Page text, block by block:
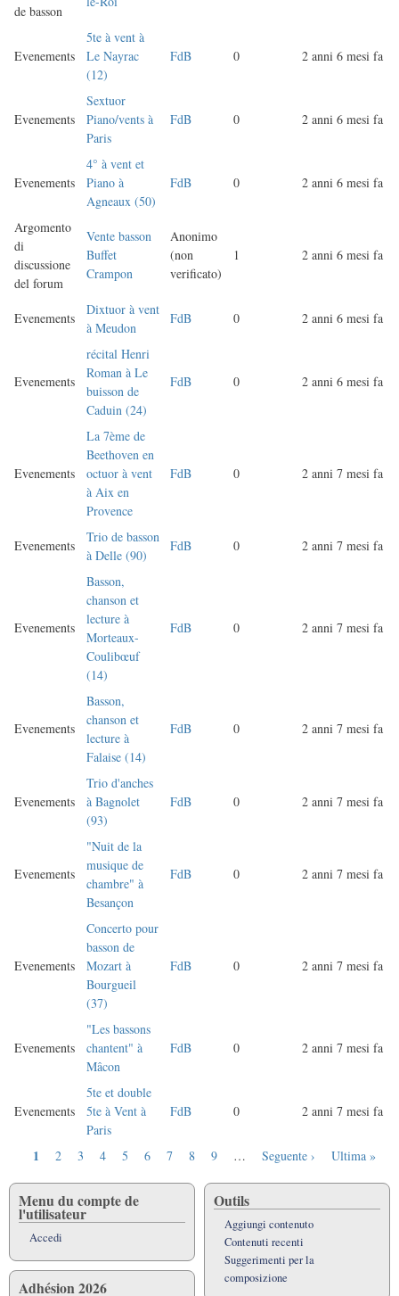
de basson
Evenements
5te à vent à
Le Nayrac
(12)
FdB 0 2 anni 6 mesi fa
Evenements
Sextuor
Piano/vents à
Paris
FdB 0 2 anni 6 mesi fa
Evenements
4° à vent et
Piano à
Agneaux (50)
FdB 0 2 anni 6 mesi fa
Argomento
di
discussione
del forum
Vente basson
Buffet
Crampon
Anonimo
(non
verificato)
1 2 anni 6 mesi fa
Evenements
Dixtuor à vent
à Meudon
FdB 0 2 anni 6 mesi fa
Evenements
récital Henri
Roman à Le
buisson de
Caduin (24)
FdB 0 2 anni 6 mesi fa
Evenements
La 7ème de
Beethoven en
octuor à vent
à Aix en
Provence
FdB 0 2 anni 7 mesi fa
Evenements
Trio de basson
à Delle (90)
FdB 0 2 anni 7 mesi fa
Evenements
Basson,
chanson et
lecture à
Morteaux-
Coulibœuf
(14)
FdB 0 2 anni 7 mesi fa
Evenements
Basson,
chanson et
lecture à
Falaise (14)
FdB 0 2 anni 7 mesi fa
Evenements
Trio d'anches
à Bagnolet
(93)
FdB 0 2 anni 7 mesi fa
Evenements
"Nuit de la
musique de
chambre" à
Besançon
FdB 0 2 anni 7 mesi fa
Evenements
Concerto pour
basson de
Mozart à
Bourgueil
(37)
FdB 0 2 anni 7 mesi fa
Evenements
"Les bassons
chantent" à
Mâcon
FdB 0 2 anni 7 mesi fa
Evenements
5te et double
5te à Vent à
Paris
FdB 0 2 anni 7 mesi fa
Pagina
1 Pagina
2 Pagina
3 Pagina
4 Pagina
5 Pagina
6 Pagina
7 Pagina
8 Pagina
9 …
Pagina
Seguente ›
Ultima
Ultima »
Menu du compte de
l'utilisateur
Accedi
Adhésion 2026
Outils
Aggiungi contenuto
Contenuti recenti
Suggerimenti per la
composizione